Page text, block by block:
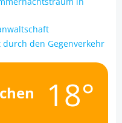
durch den Gegenverkehr
18°